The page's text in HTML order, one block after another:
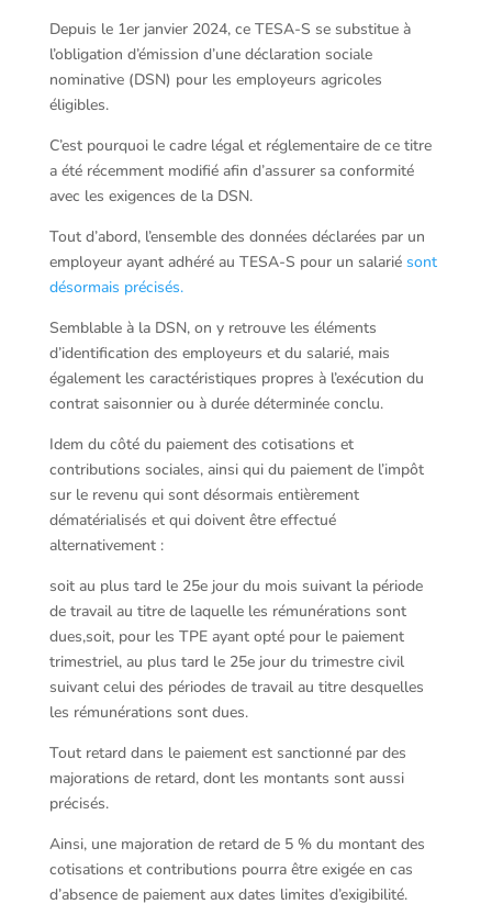
Depuis le 1er janvier 2024, ce TESA-S se substitue à
l’obligation d’émission d’une déclaration sociale
nominative (DSN) pour les employeurs agricoles
éligibles.
C’est pourquoi le cadre légal et réglementaire de ce titre
a été récemment modifié afin d’assurer sa conformité
avec les exigences de la DSN.
Tout d’abord, l’ensemble des données déclarées par un
employeur ayant adhéré au TESA-S pour un salariésont
désormais précisés.
Semblable à la DSN, on y retrouve les éléments
d’identification des employeurs et du salarié, mais
également les caractéristiques propres à l’exécution du
contrat saisonnier ou à durée déterminée conclu.
Idem du côté du paiement des cotisations et
contributions sociales, ainsi qui du paiement de l’impôt
sur le revenu qui sont désormais entièrement
dématérialisés et qui doivent être effectué
alternativement :
soit au plus tard le 25e jour du mois suivant la période
de travail au titre de laquelle les rémunérations sont
dues,soit, pour les TPE ayant opté pour le paiement
trimestriel, au plus tard le 25e jour du trimestre civil
suivant celui des périodes de travail au titre desquelles
les rémunérations sont dues.
Tout retard dans le paiement est sanctionné par des
majorations de retard, dont les montants sont aussi
précisés.
Ainsi, une majoration de retard de 5 % du montant des
cotisations et contributions pourra être exigée en cas
d’absence de paiement aux dates limites d’exigibilité.